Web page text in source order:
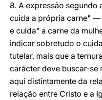
8. A expressão segundo
cuida a própria carne" —
e cuida" a carne da
indicar sobretudo o
tutelar, mais que a
carácter deve buscar-se
aqui distintamente da
relação entre Cristo e a